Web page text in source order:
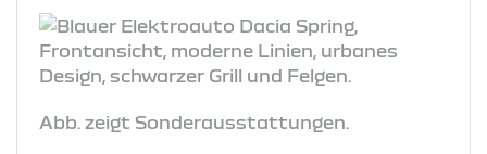
Abb. zeigt Sonderausstattungen.